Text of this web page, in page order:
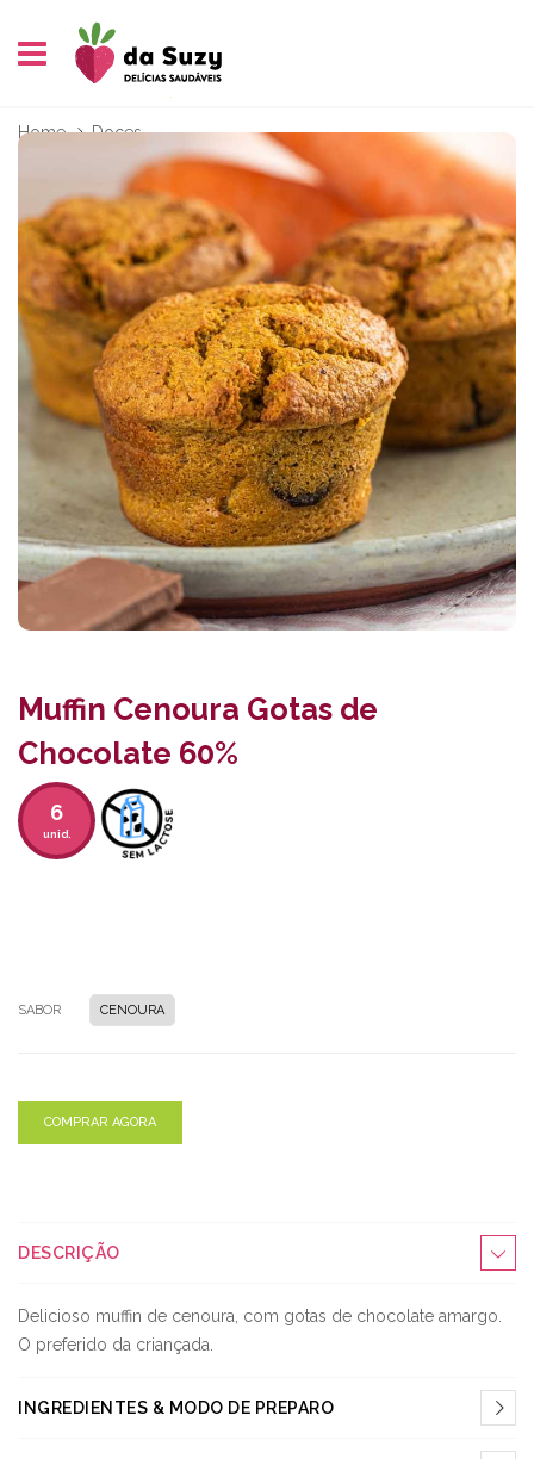
Home Doces
Muffin Cenoura Gotas de
Chocolate 60%
6
unid.
SABOR CENOURA
COMPRAR AGORA
DESCRIÇÃO
Delicioso muffin de cenoura, com gotas de chocolate amargo.
O preferido da criançada.
INGREDIENTES & MODO DE PREPARO